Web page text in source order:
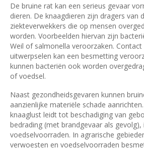
De bruine rat kan een serieus gevaar
dieren. De knaagdieren zijn dragers van
ziekteverwekkers die op mensen
worden. Voorbeelden hiervan zijn
Weil of salmonella veroorzaken.
uitwerpselen kan een besmetting
kunnen bacteriën ook worden
of voedsel.
Naast gezondheidsgevaren kunnen
aanzienlijke materiële schade
knaaglust leidt tot beschadiging van
bedrading (met brandgevaar als
voedselvoorraden. In agrarische
verwoesten en voedselvoorraden